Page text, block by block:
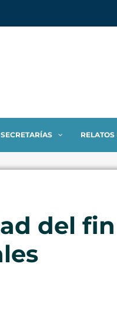
SECRETARÍAS
del fin